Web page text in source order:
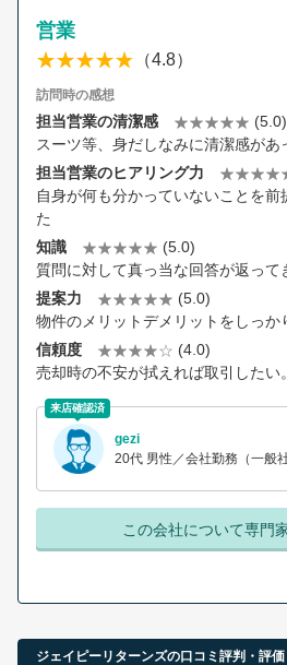
営業
（4.8）
訪問時の感想
担当営業の清潔感
(5.0)
スーツ等、身だしなみに清潔感があ
担当営業のヒアリング力
自身が何も分かっていないことを
た
知識
(5.0)
質問に対して真っ当な回答が返って
提案力
(5.0)
物件のメリットデメリットをしっか
信頼度
(4.0)
売却時の不安が拭えれば取引したい。
来店確認済
gezi
20代 男性／会社勤務（一般社
この会社について専門
ジェイピーリターンズの口コミ評判・評価